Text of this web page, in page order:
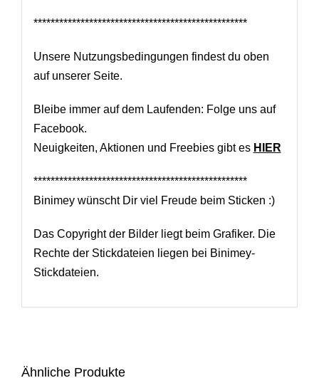
**************************************************
Unsere Nutzungsbedingungen findest du oben
auf unserer Seite.
Bleibe immer auf dem Laufenden: Folge uns auf
Facebook.
Neuigkeiten, Aktionen und Freebies gibt es HIER
**************************************************
Binimey wünscht Dir viel Freude beim Sticken :)
Das Copyright der Bilder liegt beim Grafiker. Die
Rechte der Stickdateien liegen bei Binimey-
Stickdateien.
Ähnliche Produkte